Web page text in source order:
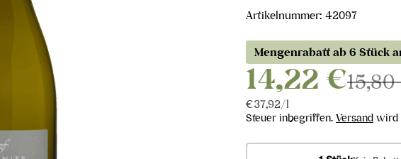
Artikelnummer: 42097
Mengenrabatt ab 6 Stück
14,22 €
Stückpreis
€37,92/pro
l
Steuer inbegriffen. Versand wird